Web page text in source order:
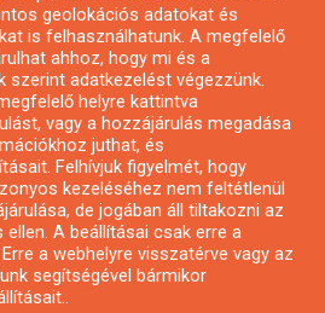
geolokációs adatokat és
is felhasználhatunk. A megfelelő
ahhoz, hogy mi és a
szerint adatkezelést végezzünk.
helyre kattintva
vagy a hozzájárulás megadása
juthat, és
Felhívjuk figyelmét, hogy
kezeléséhez nem feltétlenül
de jogában áll tiltakozni az
ellen. A beállításai csak erre a
a webhelyre visszatérve vagy az
segítségével bármikor